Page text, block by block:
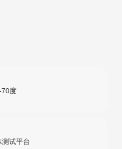
70度
试平台